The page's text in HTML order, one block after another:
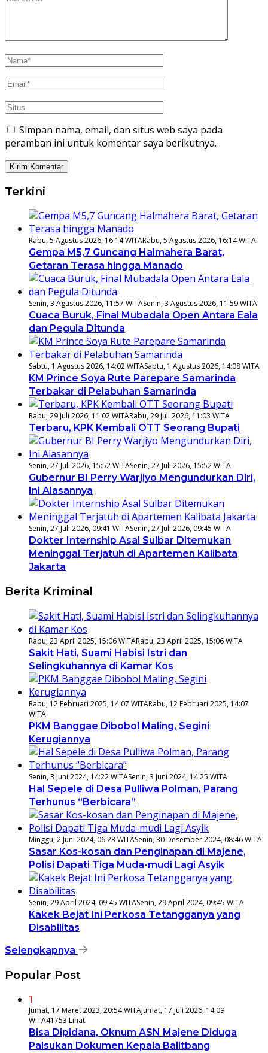
Simpan nama, email, dan situs web saya pada
peramban ini untuk komentar saya berikutnya.
Terkini
Rabu, 5 Agustus 2026, 16:14 WITARabu, 5 Agustus 2026, 16:14 WITA
Gempa M5,7 Guncang Halmahera Barat,
Getaran Terasa hingga Manado
Senin, 3 Agustus 2026, 11:57 WITASenin, 3 Agustus 2026, 11:59 WITA
Cuaca Buruk, Final Mubadala Open Antara Eala
dan Pegula Ditunda
Sabtu, 1 Agustus 2026, 14:02 WITASabtu, 1 Agustus 2026, 14:08 WITA
KM Prince Soya Rute Parepare Samarinda
Terbakar di Pelabuhan Samarinda
Rabu, 29 Juli 2026, 11:02 WITARabu, 29 Juli 2026, 11:03 WITA
Terbaru, KPK Kembali OTT Seorang Bupati
Senin, 27 Juli 2026, 15:52 WITASenin, 27 Juli 2026, 15:52 WITA
Gubernur BI Perry Warjiyo Mengundurkan Diri,
Ini Alasannya
Senin, 27 Juli 2026, 09:41 WITASenin, 27 Juli 2026, 09:45 WITA
Dokter Internship Asal Sulbar Ditemukan
Meninggal Terjatuh di Apartemen Kalibata
Jakarta
Berita Kriminal
Rabu, 23 April 2025, 15:06 WITARabu, 23 April 2025, 15:06 WITA
Sakit Hati, Suami Habisi Istri dan
Selingkuhannya di Kamar Kos
Rabu, 12 Februari 2025, 14:07 WITARabu, 12 Februari 2025, 14:07
WITA
PKM Banggae Dibobol Maling, Segini
Kerugiannya
Senin, 3 Juni 2024, 14:22 WITASenin, 3 Juni 2024, 14:25 WITA
Hal Sepele di Desa Pulliwa Polman, Parang
Terhunus “Berbicara”
Minggu, 2 Juni 2024, 06:23 WITASenin, 30 Desember 2024, 08:46 WITA
Sasar Kos-kosan dan Penginapan di Majene,
Polisi Dapati Tiga Muda-mudi Lagi Asyik
Senin, 29 April 2024, 09:45 WITASenin, 29 April 2024, 09:45 WITA
Kakek Bejat Ini Perkosa Tetangganya yang
Disabilitas
Selengkapnya
Popular Post
1
Jumat, 17 Maret 2023, 20:54 WITAJumat, 17 Juli 2026, 14:09
WITA41753 Lihat
Bisa Dipidana, Oknum ASN Majene Diduga
Palsukan Dokumen Kepala Balitbang